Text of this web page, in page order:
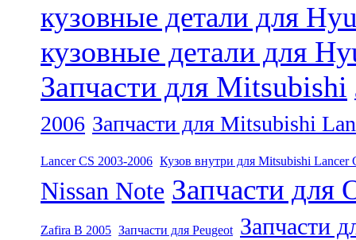
кузовные детали для
кузовные детали для
Запчасти для Mitsubishi
2006 Запчасти для Mitsubishi
Lancer CS 2003-2006 Кузов внутри для Mitsubishi Lancer
Nissan Note Запчасти для
Zafira B 2005 Запчасти для Peugeot Запчасти